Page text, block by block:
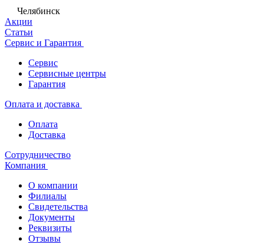
Челябинск
Акции
Статьи
Сервис и Гарантия
Сервис
Сервисные центры
Гарантия
Оплата и доставка
Оплата
Доставка
Сотрудничество
Компания
О компании
Филиалы
Свидетельства
Документы
Реквизиты
Отзывы